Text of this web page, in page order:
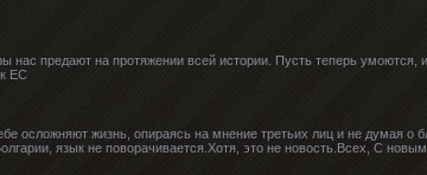
нас предают на протяжении всей истории. Пусть теперь
ЕС
осложняют жизнь, опираясь на мнение третьих лиц и не думая о
язык не поворачивается.Хотя, это не новость.Всех, С